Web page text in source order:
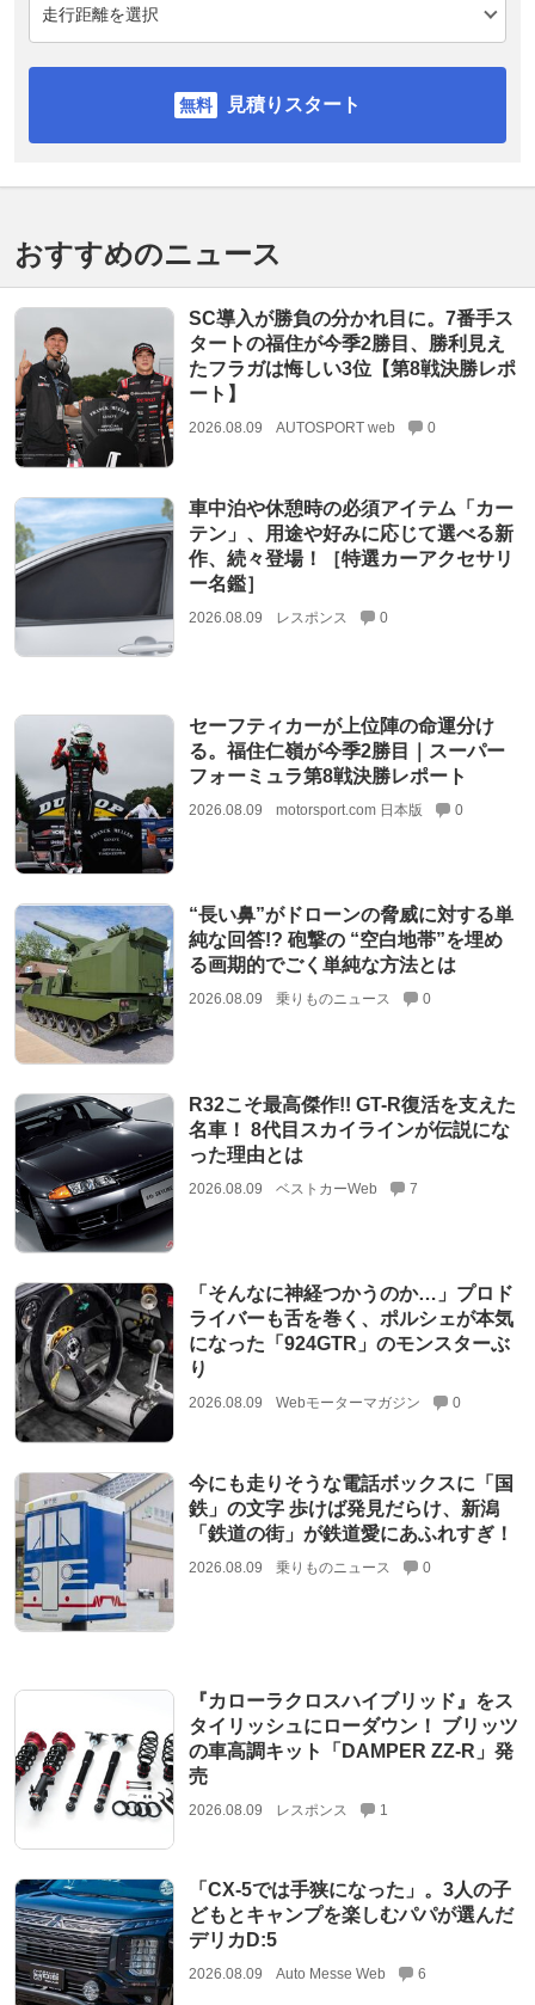
見積りスタート
おすすめのニュース
SC導入が勝負の分かれ目に。7番手ス
タートの福住が今季2勝目、勝利見え
たフラガは悔しい3位【第8戦決勝レポ
ート】
2026.08.09 AUTOSPORT web 0
車中泊や休憩時の必須アイテム「カー
テン」、用途や好みに応じて選べる新
作、続々登場！［特選カーアクセサリ
ー名鑑］
2026.08.09 レスポンス 0
セーフティカーが上位陣の命運分け
る。福住仁嶺が今季2勝目｜スーパー
フォーミュラ第8戦決勝レポート
2026.08.09 motorsport.com 日本版 0
“長い鼻”がドローンの脅威に対する単
純な回答!? 砲撃の “空白地帯”を埋め
る画期的でごく単純な方法とは
2026.08.09 乗りものニュース 0
R32こそ最高傑作!! GT-R復活を支えた
名車！ 8代目スカイラインが伝説にな
った理由とは
2026.08.09 ベストカーWeb 7
「そんなに神経つかうのか…」プロド
ライバーも舌を巻く、ポルシェが本気
になった「924GTR」のモンスターぶ
り
2026.08.09 Webモーターマガジン 0
今にも走りそうな電話ボックスに「国
鉄」の文字 歩けば発見だらけ、新潟
「鉄道の街」が鉄道愛にあふれすぎ！
2026.08.09 乗りものニュース 0
『カローラクロスハイブリッド』をス
タイリッシュにローダウン！ ブリッツ
の車高調キット「DAMPER ZZ-R」発
売
2026.08.09 レスポンス 1
「CX-5では手狭になった」。3人の子
どもとキャンプを楽しむパパが選んだ
デリカD:5
2026.08.09 Auto Messe Web 6